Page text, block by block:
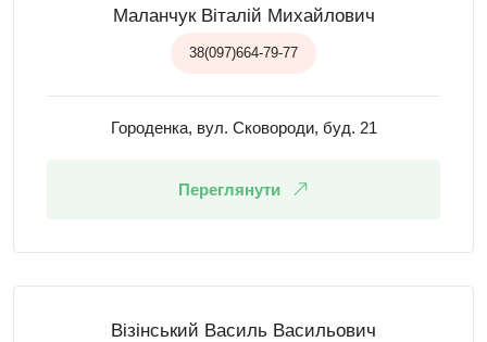
Маланчук Віталій Михайлович
38(097)664-79-77
Городенка, вул. Сковороди, буд. 21
Переглянути
Візінський Василь Васильович